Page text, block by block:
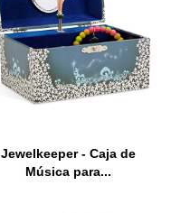
Jewelkeeper - Caja de
Música para...